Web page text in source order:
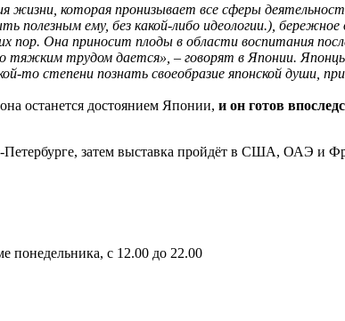
жизни, которая пронизывает все сферы
полезным ему, без какой-либо идеологии.),
Она приносит плоды в области воспитания
тяжким трудом дается», – говорят в Японии.
то степени познать своеобразие японской души,
останется достоянием Японии, и он готов
Петербурге, затем выставка пройдёт в США, ОАЭ и
понедельника, с 12.00 до 22.00